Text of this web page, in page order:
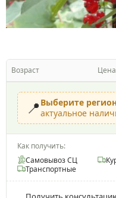
Возраст Цена
📍 Выберите
актуальное
Как получить:
Самовывоз СЦ
Транспортные